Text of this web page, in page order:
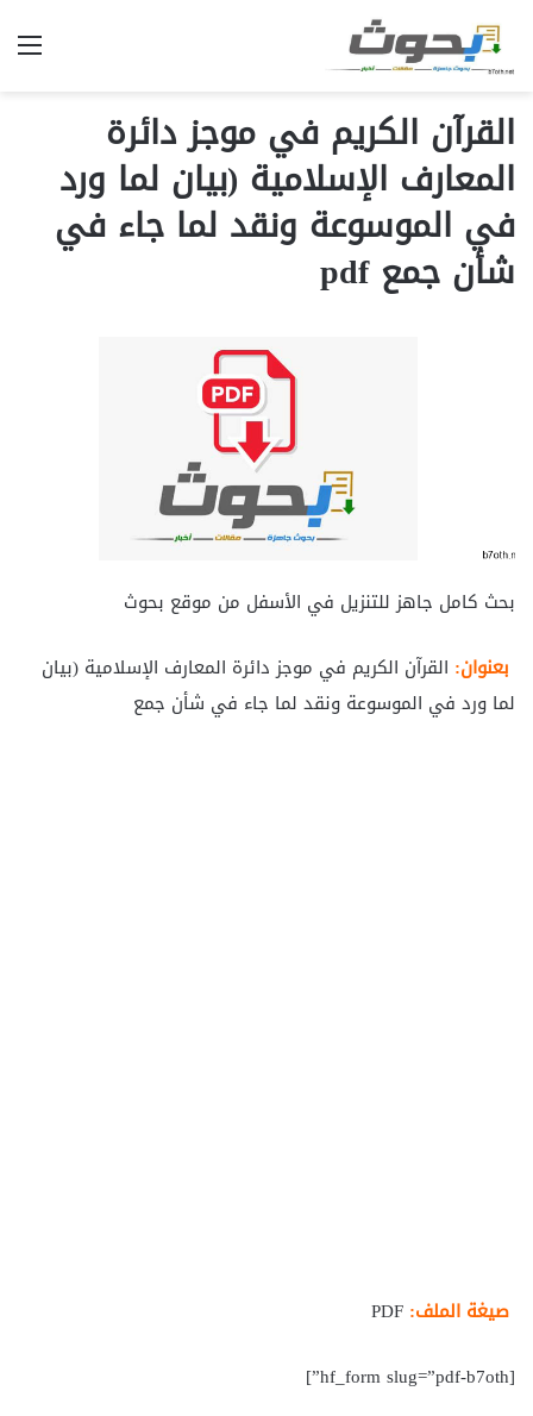
القرآن الكريم في موجز دائرة
المعارف الإسلامية (بيان لما ورد
في الموسوعة ونقد لما جاء في
شأن جمع pdf
بحث كامل جاهز للتنزيل في الأسفل من موقع بحوث
بعنوان: القرآن الكريم في موجز دائرة المعارف الإسلامية (بيان
لما ورد في الموسوعة ونقد لما جاء في شأن جمع
صيغة الملف:
[hf_form slug=”pdf-b7oth”]